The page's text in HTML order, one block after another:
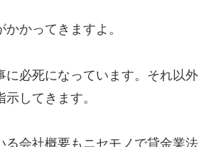
かってきますよ。
必死になっています。それ以外
してきます。
る会社概要もニセモノで貸金業法